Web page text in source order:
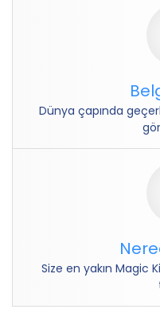
Dünya çapında
Size en yakın Magic